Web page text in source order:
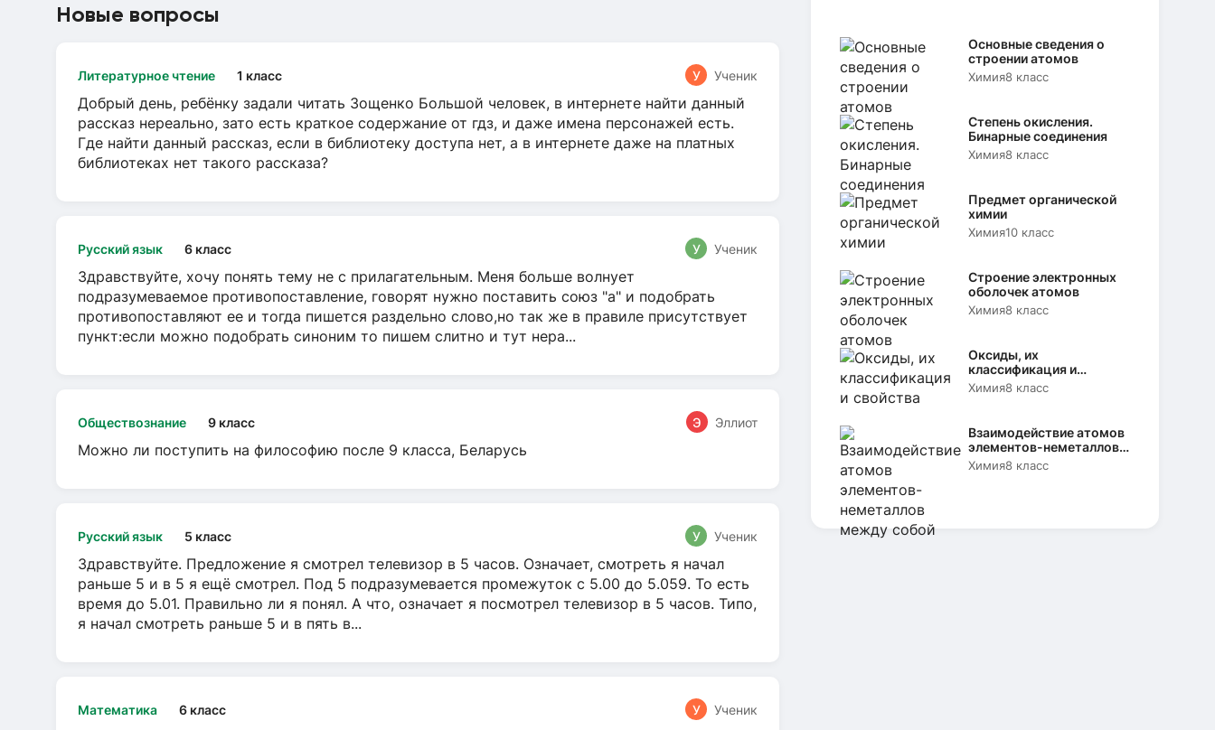
Основные сведения о
строении атомов
Химия8 класс
Степень окисления.
Бинарные соединения
Химия8 класс
Предмет органической
химии
Химия10 класс
Строение электронных
оболочек атомов
Химия8 класс
Оксиды, их
классификация и
свойства
Химия8 класс
Взаимодействие атомов
элементов-неметаллов
между собой
Химия8 класс
Новые вопросы
Литературное чтение 1 класс У Ученик
Добрый день, ребёнку задали читать Зощенко Большой человек, в интернете найти данный
рассказ нереально, зато есть краткое содержание от гдз, и даже имена персонажей есть.
Где найти данный рассказ, если в библиотеку доступа нет, а в интернете даже на платных
библиотеках нет такого рассказа?
Русский язык 6 класс У Ученик
Здравствуйте, хочу понять тему не с прилагательным. Меня больше волнует
подразумеваемое противопоставление, говорят нужно поставить союз "а" и подобрать
противопоставляют ее и тогда пишется раздельно слово,но так же в правиле присутствует
пункт:если можно подобрать синоним то пишем слитно и тут нера...
Обществознание 9 класс Э Эллиот
Можно ли поступить на философию после 9 класса, Беларусь
Русский язык 5 класс У Ученик
Здравствуйте. Предложение я смотрел телевизор в 5 часов. Означает, смотреть я начал
раньше 5 и в 5 я ещё смотрел. Под 5 подразумевается промежуток с 5.00 до 5.059. То есть
время до 5.01. Правильно ли я понял. А что, означает я посмотрел телевизор в 5 часов. Типо,
я начал смотреть раньше 5 и в пять в...
Математика 6 класс У Ученик